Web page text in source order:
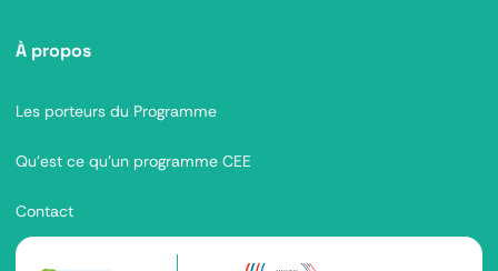
À propos
Les porteurs du Programme
Qu’est ce qu’un programme CEE
Contact